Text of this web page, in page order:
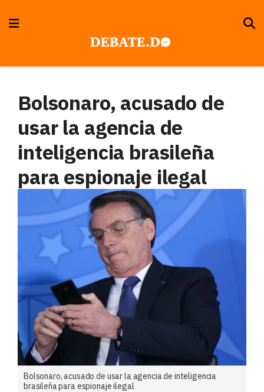
Bolsonaro, acusado de
usar la agencia de
inteligencia brasileña
para espionaje ilegal
Bolsonaro, acusado de usar la agencia de inteligencia
brasileña para espionaje ilegal